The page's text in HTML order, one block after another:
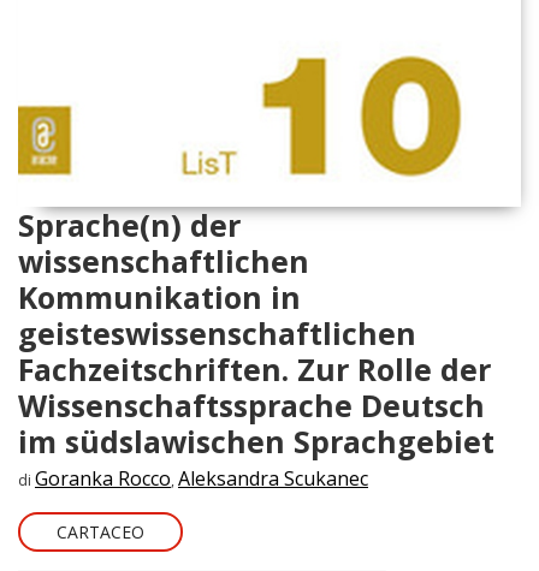
Sprache(n) der
wissenschaftlichen
Kommunikation in
geisteswissenschaftlichen
Fachzeitschriften. Zur Rolle der
Wissenschaftssprache Deutsch
im südslawischen Sprachgebiet
di Goranka Rocco, Aleksandra Scukanec
CARTACEO